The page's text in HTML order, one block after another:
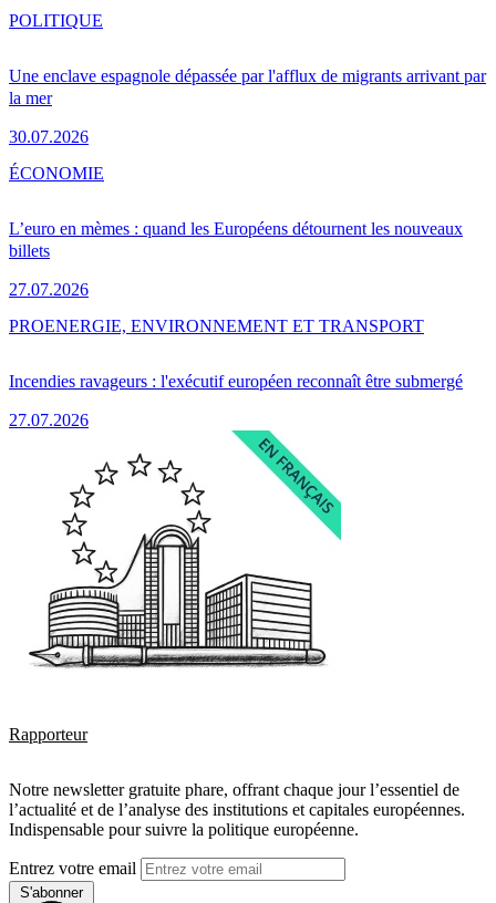
Une enclave espagnole dépassée par l'afflux de migrants arrivant par
la mer
30.07.2026
POLITIQUE
L’euro en mèmes : quand les Européens détournent les nouveaux
billets
27.07.2026
ÉCONOMIE
Incendies ravageurs : l'exécutif européen reconnaît être submergé
27.07.2026
PROENERGIE, ENVIRONNEMENT ET TRANSPORT
Rapporteur
Notre newsletter gratuite phare, offrant chaque jour l’essentiel de
l’actualité et de l’analyse des institutions et capitales européennes.
Indispensable pour suivre la politique européenne.
Entrez votre email
S'abonner